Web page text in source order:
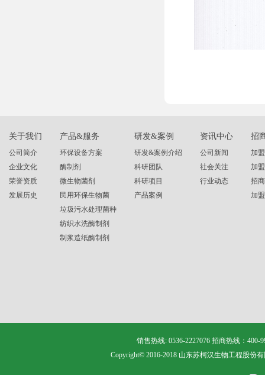
关于我们
公司简介
企业文化
荣誉资质
发展历史
产品&服务
环保设备方案
酶制剂
微生物菌剂
民用环保生物菌
垃圾污水处理菌种
纺织水洗酶制剂
制浆造纸酶制剂
研发&案例
研发&案例介绍
科研团队
科研项目
产品案例
资讯中心
公司新闻
社会关注
行业动态
招
加
加
招
加
销售热线: 0536-2227076 招商热线：
Copyright© 2016-2018 山东苏柯汉生物工程股份